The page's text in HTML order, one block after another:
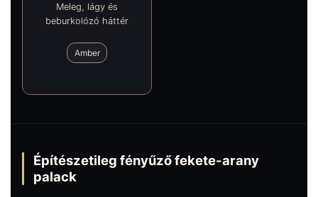
Meleg, lágy és
beburkolózó háttér
Amber
Építészetileg fényűző fekete-arany
palack